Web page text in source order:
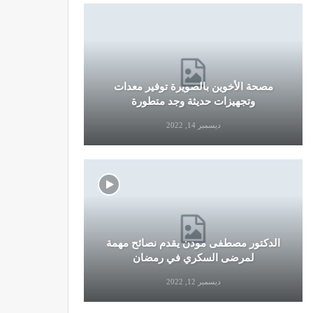
مصحة الأخوين بالصويرة توفير معدات
وتجهيزات حديثة وجد متطورة
ديسمبر 14, 2022
الدكتور مصطفى مودن يقدم نصائح مهمة
لمرضى السكري في رمضان
ديسمبر 12, 2022